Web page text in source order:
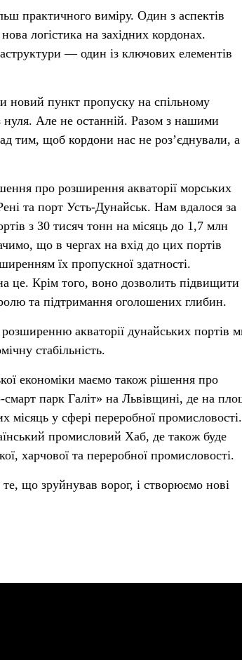
практичного виміру. Один з аспектів
логістика на західних кордонах.
— один із ключових елементів
новий пункт пропуску на спільному
Але не останній. Разом з нашими
тим, щоб кордони нас не роз’єднували, а
про розширення акваторії морських
та порт Усть-Дунайськ. Нам вдалося за
з 30 тисяч тонн на місяць до 1,7 млн
що в чергах на вхід до цих портів
їх пропускної здатності.
це. Крім того, воно дозволить підвищити
та підтримання оголошених глибин.
акваторії дунайських портів
стабільність.
економіки маємо також рішення про
парк Галіт» на Львівщині, де на
місяць у сфері переробної промисловості.
промисловий Хаб, де також буде
харчової та переробної промисловості.
що зруйнував ворог, і створюємо нові